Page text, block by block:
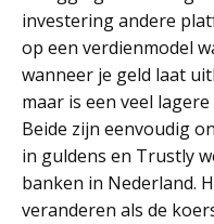
investering andere
op een verdienmodel
wanneer je geld laat
maar is een veel
Beide zijn eenvoudig
in guldens en Trustly
banken in Nederland.
veranderen als de